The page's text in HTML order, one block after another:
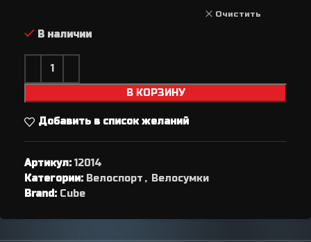
Очистить
В наличии
В КОРЗИНУ
Добавить в список желаний
Артикул:12014
Категории: Велоспорт , Велосумки
Brand: Cube